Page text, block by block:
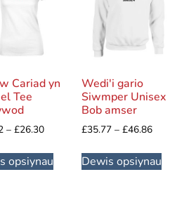
Cariad yn
Tee
– £26.30
opsiynau
Wedi'i gario
Siwmper Unisex
Bob amser
£35.77 – £46.86
Dewis opsiynau